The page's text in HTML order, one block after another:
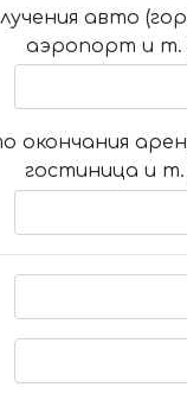
авто
аэропорт и т.
окончания
гостиница и т.